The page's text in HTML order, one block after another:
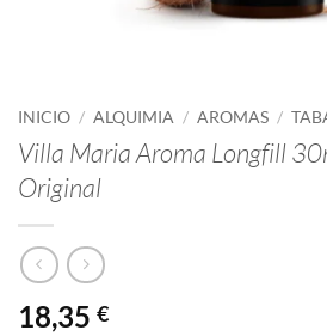
INICIO / ALQUIMIA / AROMAS /
Villa Maria Aroma Longfill
Original
18,35 €